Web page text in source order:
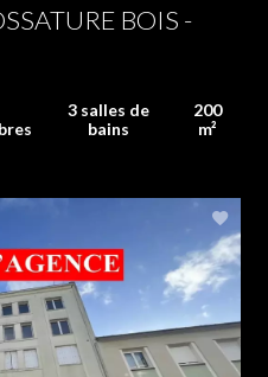
BOIS -
3 salles de
bains
200
m²